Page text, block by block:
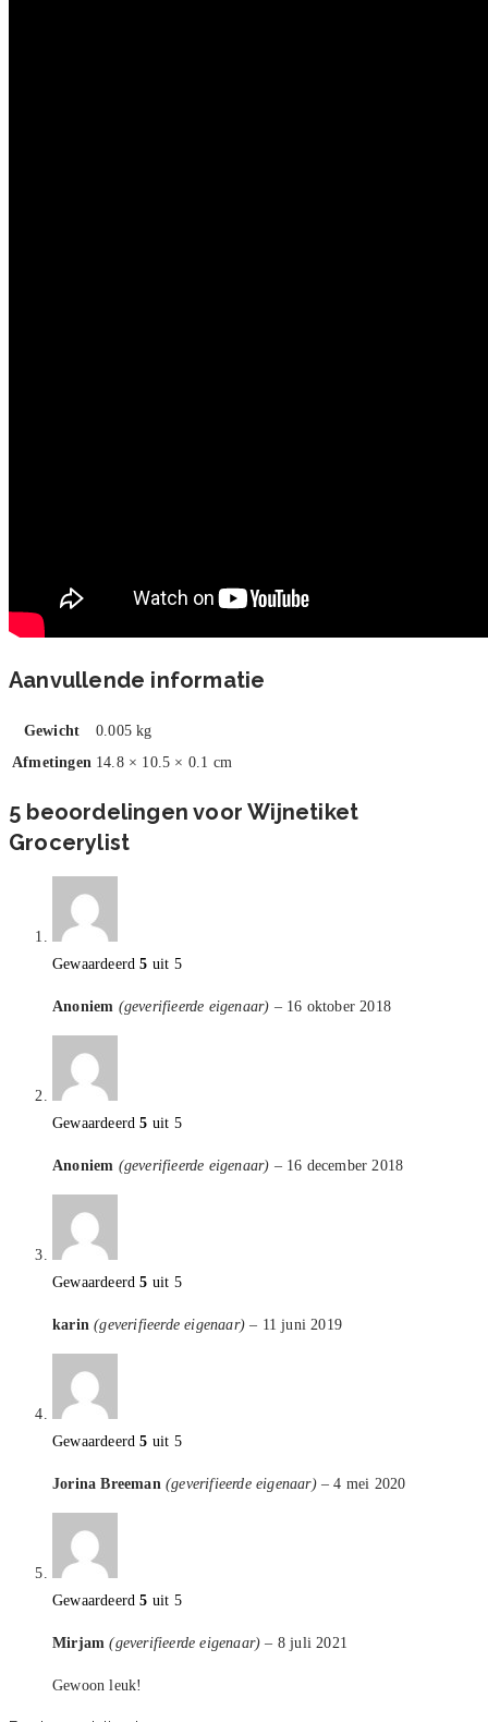
Aanvullende informatie
Gewicht
0.005 kg
Afmetingen 14.8 × 10.5 × 0.1 cm
5 beoordelingen voorWijnetiket
Grocerylist
Gewaardeerd5 uit 5
Anoniem (geverifieerde eigenaar) – 16 oktober 2018
Gewaardeerd5 uit 5
Anoniem (geverifieerde eigenaar) – 16 december 2018
Gewaardeerd5 uit 5
karin(geverifieerde eigenaar) – 11 juni 2019
Gewaardeerd5 uit 5
Jorina Breeman (geverifieerde eigenaar) – 4 mei 2020
Gewaardeerd5 uit 5
Mirjam(geverifieerde eigenaar) – 8 juli 2021
Gewoon leuk!